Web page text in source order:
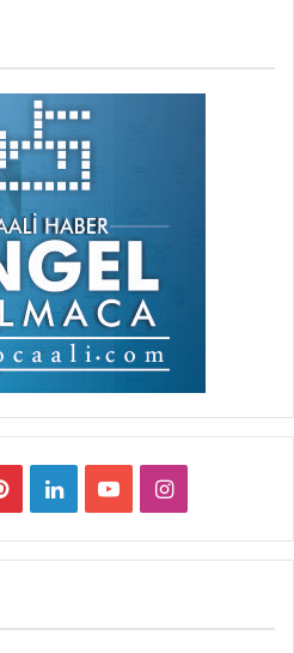
PinterestLinkedInYouTubeInstagram